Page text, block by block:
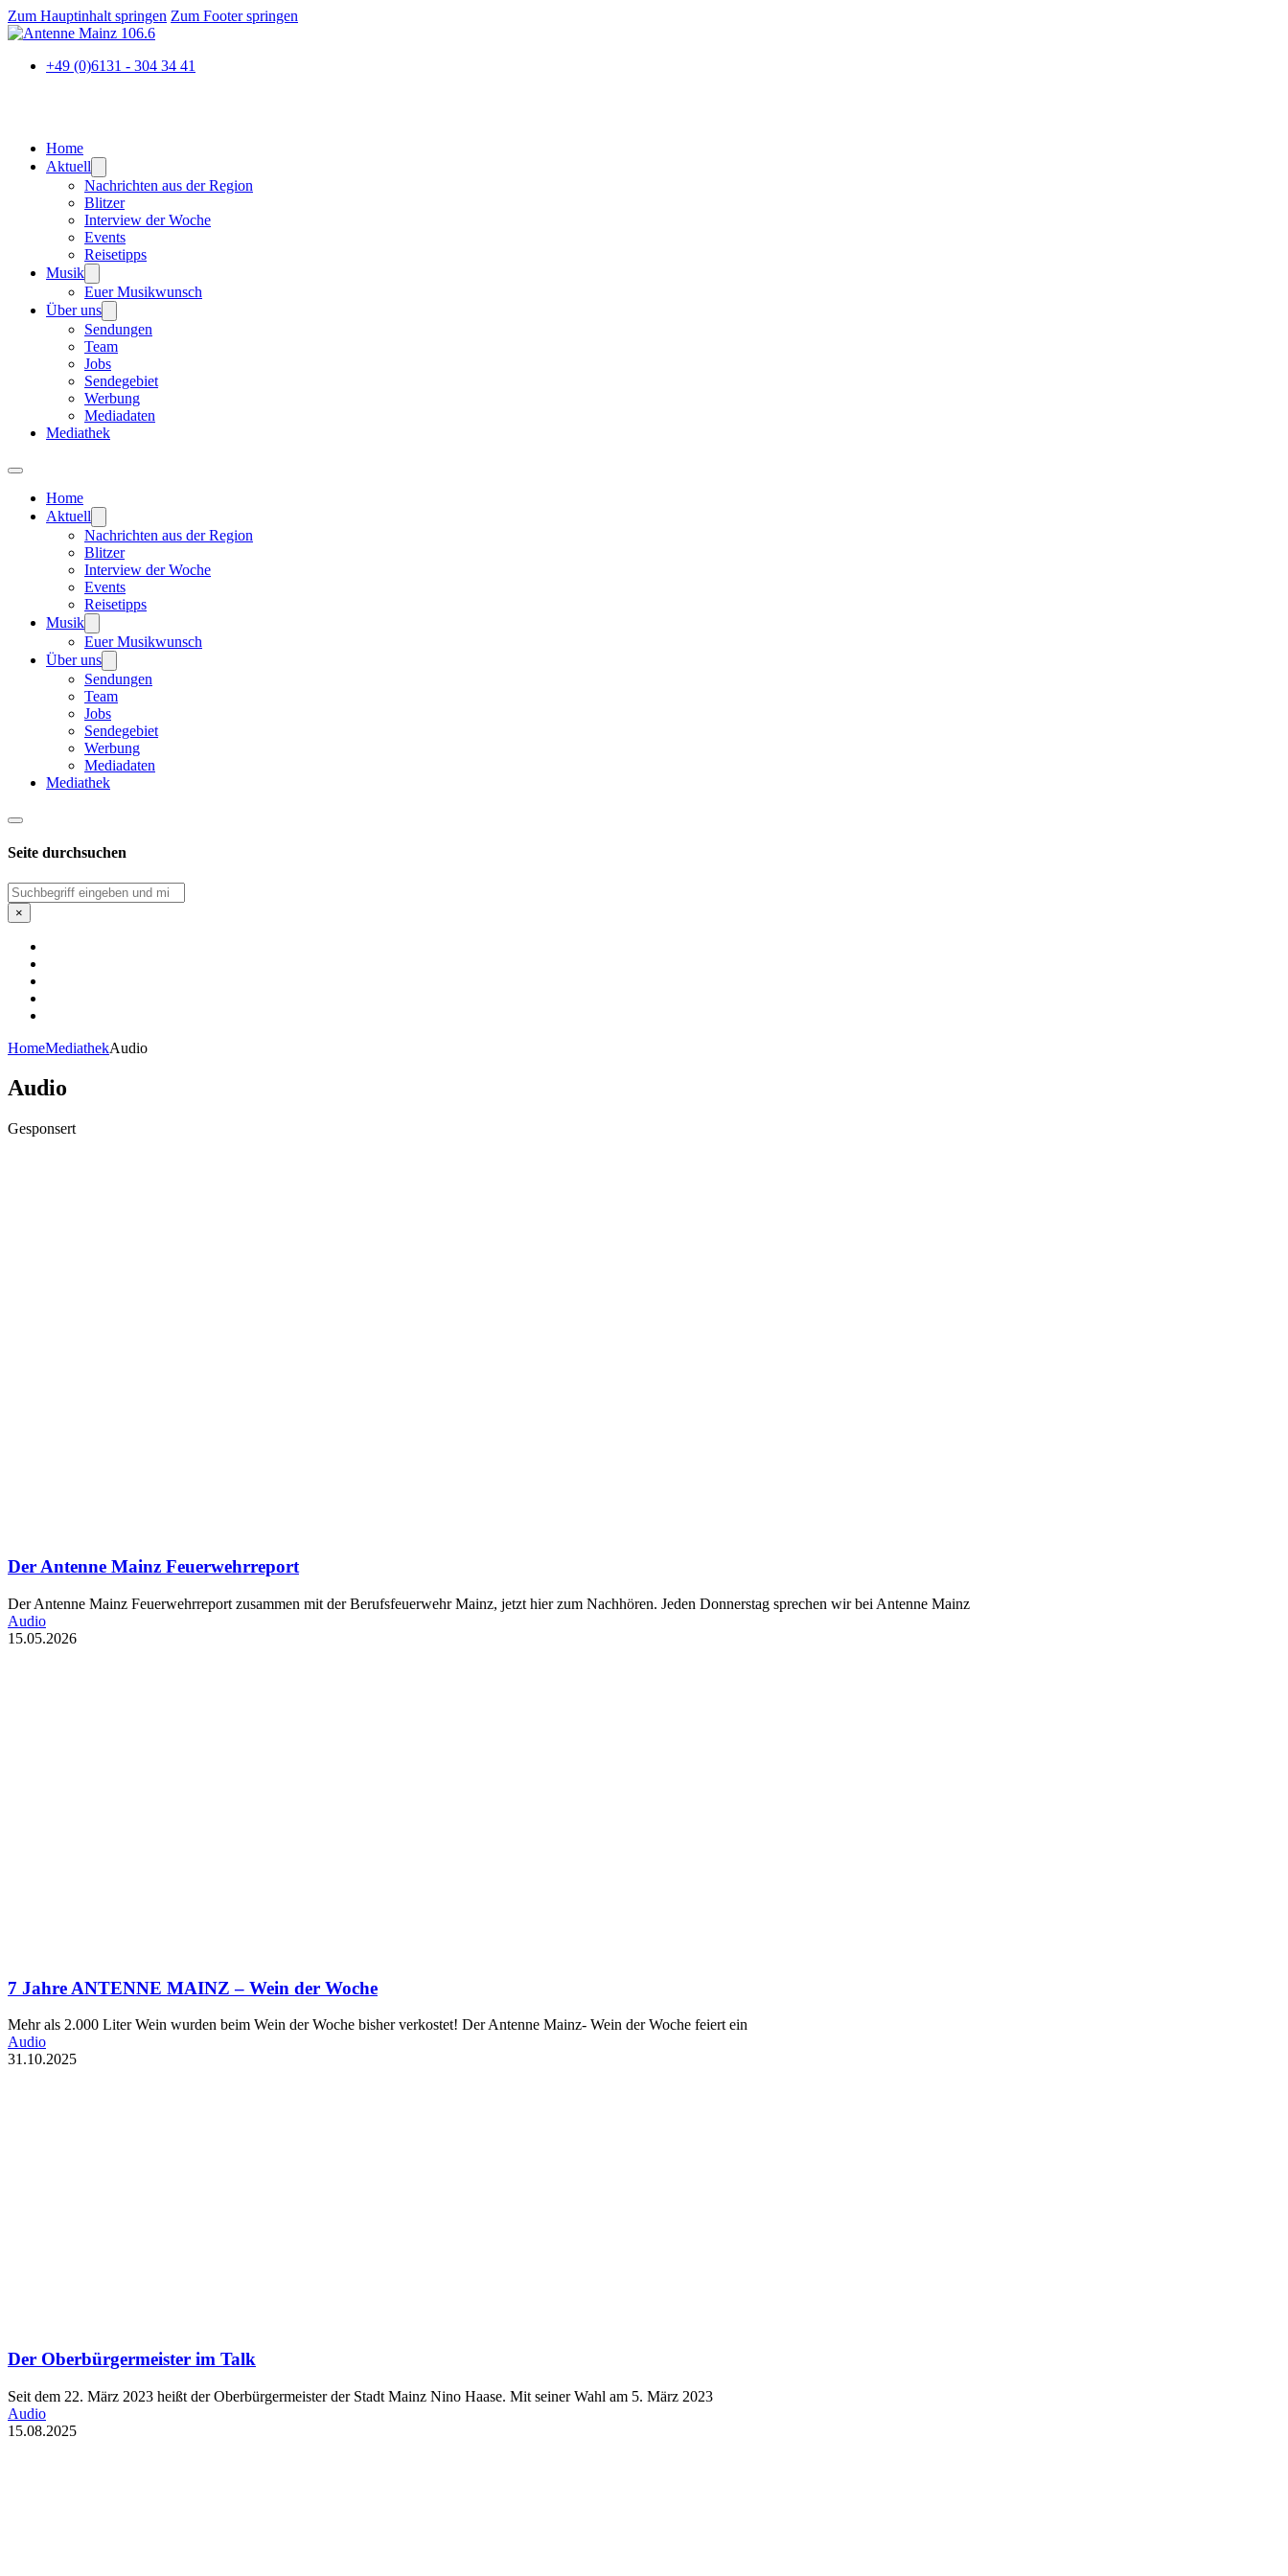
Zum Hauptinhalt springen Zum Footer springen
+49 (0)6131 - 304 34 41
Home
Aktuell
Nachrichten aus der Region
Blitzer
Interview der Woche
Events
Reisetipps
Musik
Euer Musikwunsch
Über uns
Sendungen
Team
Jobs
Sendegebiet
Werbung
Mediadaten
Mediathek
Home
Aktuell
Nachrichten aus der Region
Blitzer
Interview der Woche
Events
Reisetipps
Musik
Euer Musikwunsch
Über uns
Sendungen
Team
Jobs
Sendegebiet
Werbung
Mediadaten
Mediathek
Seite durchsuchen
Suchen
×
HomeMediathekAudio
Audio
Gesponsert
Der Antenne Mainz Feuerwehrreport
Der Antenne Mainz Feuerwehrreport zusammen mit der Berufsfeuerwehr Mainz, jetzt hier zum Nachhören. Jeden Donnerstag sprechen wir bei Antenne Mainz
Audio
15.05.2026
7 Jahre ANTENNE MAINZ – Wein der Woche
Mehr als 2.000 Liter Wein wurden beim Wein der Woche bisher verkostet! Der Antenne Mainz- Wein der Woche feiert ein
Audio
31.10.2025
Der Oberbürgermeister im Talk
Seit dem 22. März 2023 heißt der Oberbürgermeister der Stadt Mainz Nino Haase. Mit seiner Wahl am 5. März 2023
Audio
15.08.2025